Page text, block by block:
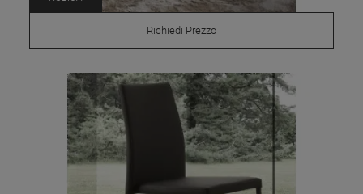
Richiedi Prezzo